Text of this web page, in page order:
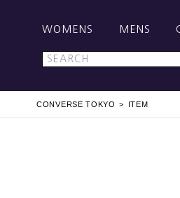
WOMENS MENS
CONVERSE TOKYO ITEM